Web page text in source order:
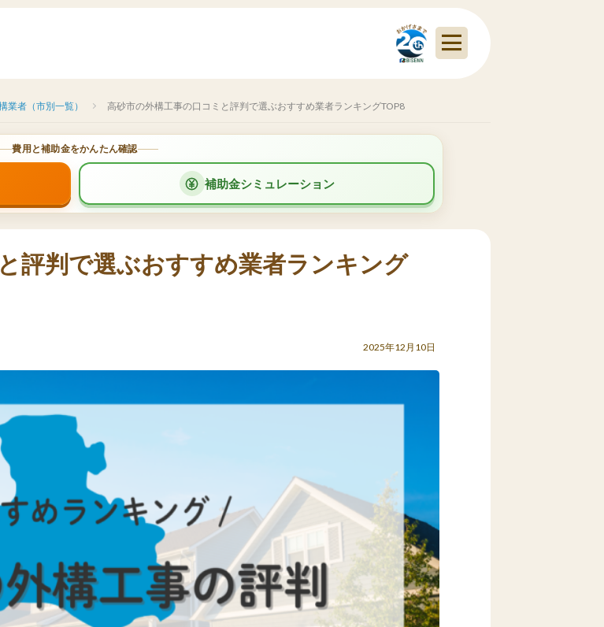
業者（市別一覧） 高砂市の外構工事の口コミと評判で選ぶおすすめ業者ランキングTOP8
費用と補助金をかんたん確認
補助金シミュレーション
評判で選ぶおすすめ業者ランキング
2025年12月10日